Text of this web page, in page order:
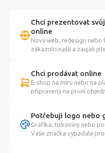
Chci prezentovat
online
Nový web, redesign
zákazníci našli a zaujali
Chci prodávat online
E-shop na míru nebo na
připravený na první
Potřebuji logo nebo
Grafika, tiskoviny nebo
Vaše značka vypadala